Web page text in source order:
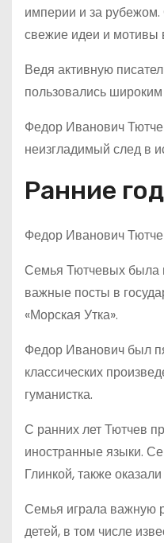
империи и за рубежом.
свежие идеи и мотивы
Ведя активную
пользовались
Федор Иванович
неизгладимый след в
Ранние
Федор Иванович
Семья Тютчевых была
важные посты в
«Морская Утка».
Федор Иванович был
классических
гуманистка.
С ранних лет Тютчев
иностранные языки.
Глинкой, также
Семья играла важную
детей, в том числе